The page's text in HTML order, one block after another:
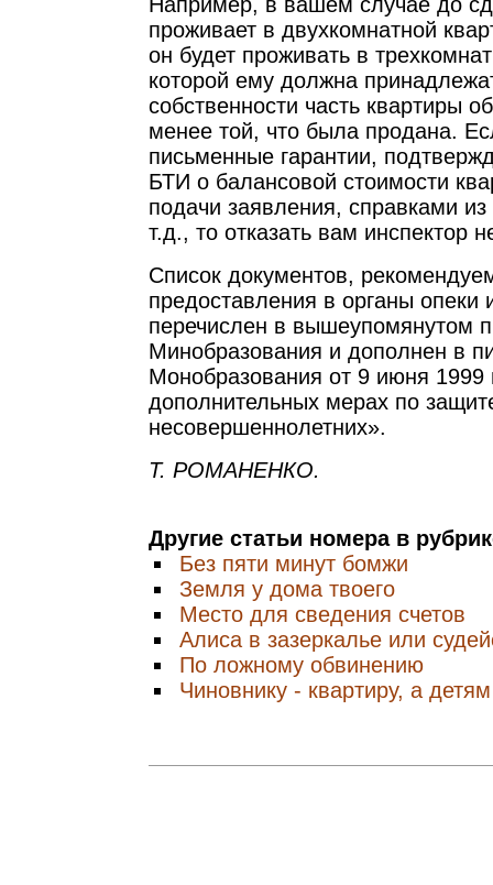
проживает в двухкомнатной
он будет проживать в
которой ему должна
собственности часть квартиры
менее той, что была продана.
письменные гарантии,
БТИ о балансовой стоимости
подачи заявления, справками
т.д., то отказать вам инспектор
Список документов,
предоставления в органы опеки
перечислен в вышеупомянутом
Минобразования и дополнен в
Монобразования от 9 июня
дополнительных мерах по
несовершеннолетних».
Т. РОМАНЕНКО.
Другие статьи номера в
Без пяти минут бомжи
Земля у дома твоего
Место для сведения счетов
Алиса в зазеркалье или
По ложному обвинению
Чиновнику - квартиру, а